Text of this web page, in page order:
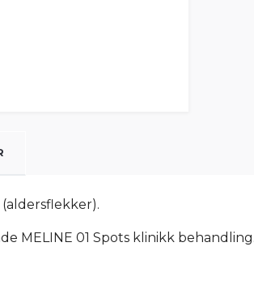
MELINE 01 Spots klinikk behandling.